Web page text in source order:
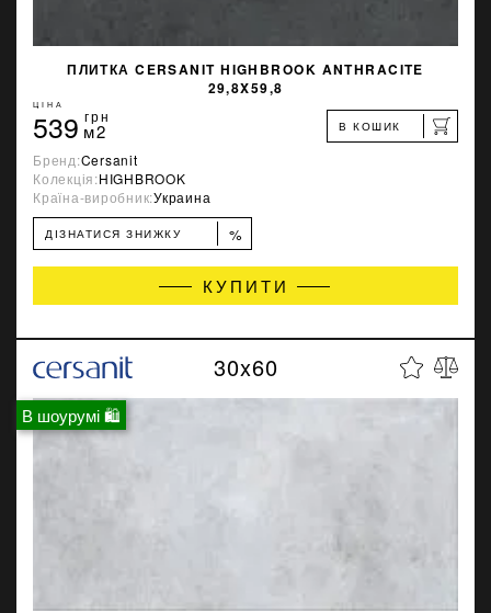
ПЛИТКА CERSANIT HIGHBROOK ANTHRACITE
29,8X59,8
ЦІНА
539 грн
м2 В КОШИК
Бренд:Cersanit
Колекція:HIGHBROOK
Країна-виробник:Украина
ДІЗНАТИСЯ ЗНИЖКУ %
КУПИТИ
В шоурумі 🛍
30x60